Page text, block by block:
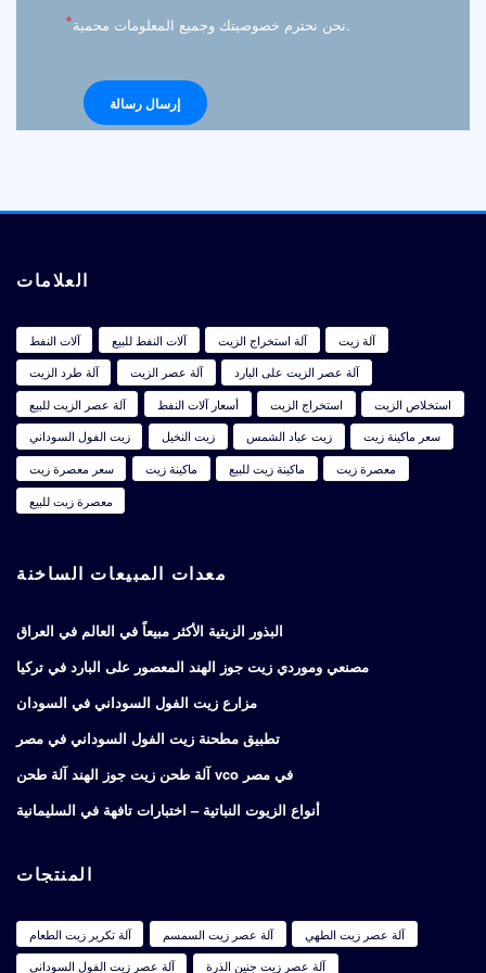
* نحن نحترم خصوصيتك وجميع المعلومات محمية.
العلامات
آلات النفط آلات النفط للبيع آلة استخراج الزيت
آلة زيت
آلة طرد الزيت
آلة عصر الزيت
آلة عصر الزيت على البارد
آلة عصر الزيت للبيع
أسعار آلات النفط استخراج الزيت
استخلاص الزيت
زيت الفول السوداني
زيت النخيل زيت عباد الشمس
سعر ماكينة زيت
سعر معصرة زيت
ماكينة زيت ماكينة زيت للبيع
معصرة زيت
معصرة زيت للبيع
معدات المبيعات الساخنة
البذور الزيتية الأكثر مبيعاً في العالم في العراق
مصنعي وموردي زيت جوز الهند المعصور على البارد في تركيا
مزارع زيت الفول السوداني في السودان
تطبيق مطحنة زيت الفول السوداني في مصر
آلة طحن زيت جوز الهند آلة طحن vco في مصر
أنواع الزيوت النباتية – اختبارات تافهة في السليمانية
المنتجات
آلة تكرير زيت الطعام آلة عصر زيت السمسم
آلة عصر زيت الطهي
آلة عصر زيت الفول السوداني
آلة عصر زيت جنين الذرة